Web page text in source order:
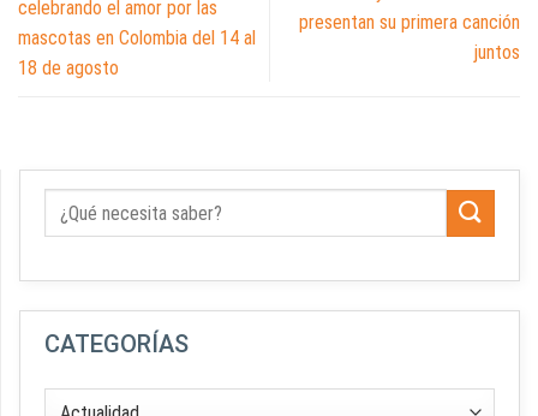
celebrando el amor por las
mascotas en Colombia del 14 al
18 de agosto
presentan su primera canción
juntos
CATEGORÍAS